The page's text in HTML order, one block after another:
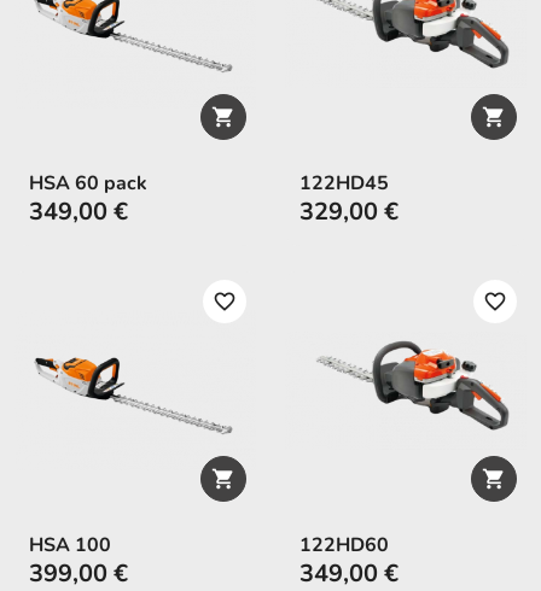

HSA 60 pack
349,00 €

122HD45
329,00 €

favorite_border
HSA 100
399,00 €

favorite_border
122HD60
349,00 €